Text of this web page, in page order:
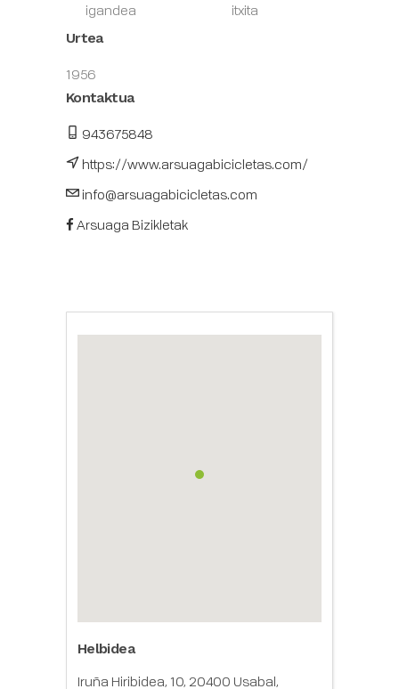
igandea
itxita
Urtea
1956
Kontaktua
943675848
https://www.arsuagabicicletas.com/
info@arsuagabicicletas.com
Arsuaga Bizikletak
Helbidea
Iruña Hiribidea, 10, 20400 Usabal,